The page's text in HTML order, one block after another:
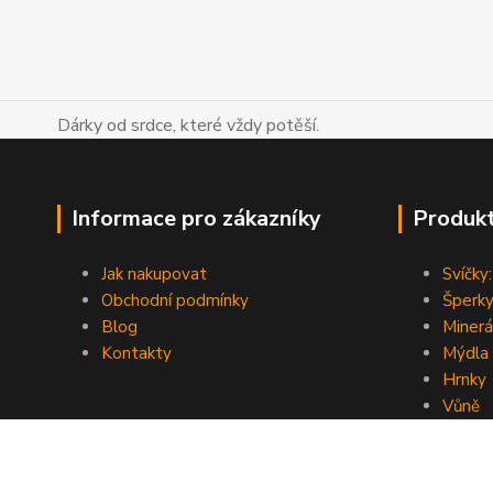
Dárky od srdce, které vždy potěší.
Informace pro zákazníky
Jak nakupovat
Obchodní podmínky
Blog
Kontakty
Svíčky:
Mýdla
Hrnky
Vůně